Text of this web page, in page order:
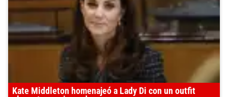
Kate Middleton homenajeó a Lady Di con un outfit